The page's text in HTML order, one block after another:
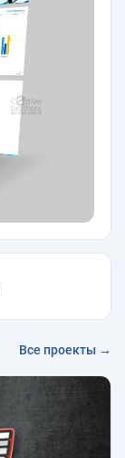
Все проекты →